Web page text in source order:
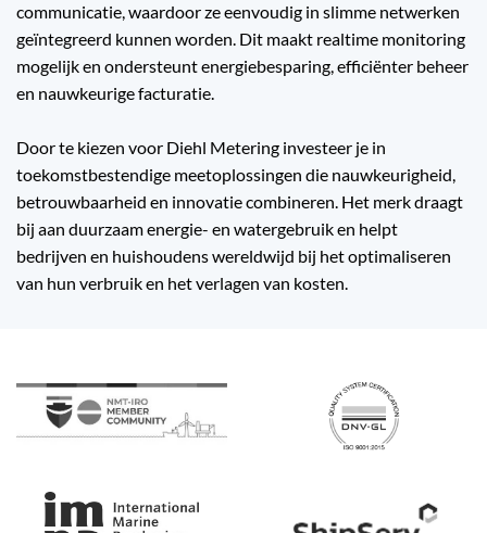
communicatie, waardoor ze eenvoudig in slimme netwerken
geïntegreerd kunnen worden. Dit maakt realtime monitoring
mogelijk en ondersteunt energiebesparing, efficiënter beheer
en nauwkeurige facturatie.
Door te kiezen voor Diehl Metering investeer je in
toekomstbestendige meetoplossingen die nauwkeurigheid,
betrouwbaarheid en innovatie combineren. Het merk draagt
bij aan duurzaam energie- en watergebruik en helpt
bedrijven en huishoudens wereldwijd bij het optimaliseren
van hun verbruik en het verlagen van kosten.